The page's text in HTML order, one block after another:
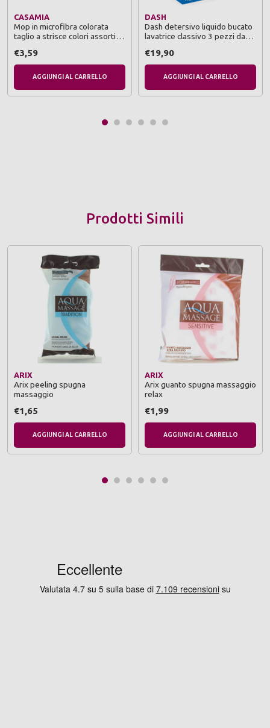
CASAMIA
Mop in microfibra colorata
taglio a strisce colori assortiti -
€3,59
AGGIUNGI AL CARRELLO
DASH
Dash detersivo liquido bucato
lavatrice classivo 3 pezzi da
€19,90
AGGIUNGI AL CARRELLO
Prodotti Simili
ARIX
Arix peeling spugna
massaggio
€1,65
AGGIUNGI AL CARRELLO
ARIX
Arix guanto spugna massaggio
relax
€1,99
AGGIUNGI AL CARRELLO